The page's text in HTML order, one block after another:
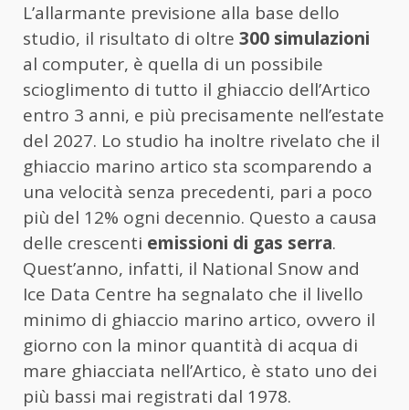
L’allarmante previsione alla base dello
studio, il risultato di oltre 300 simulazioni
al computer, è quella di un possibile
scioglimento di tutto il ghiaccio dell’Artico
entro 3 anni, e più precisamente nell’estate
del 2027. Lo studio ha inoltre rivelato che il
ghiaccio marino artico sta scomparendo a
una velocità senza precedenti, pari a poco
più del 12% ogni decennio. Questo a causa
delle crescenti emissioni di gas serra.
Quest’anno, infatti, il National Snow and
Ice Data Centre ha segnalato che il livello
minimo di ghiaccio marino artico, ovvero il
giorno con la minor quantità di acqua di
mare ghiacciata nell’Artico, è stato uno dei
più bassi mai registrati dal 1978.